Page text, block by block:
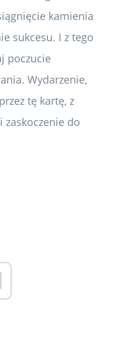
kamienia
sukcesu. I z tego
poczucie
Wydarzenie,
tę kartę, z
do